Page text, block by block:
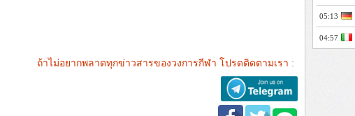
ถ้าไม่อยากพลาดทุกข่าวสารของวงการกีฬา โปรดติดตามเรา :
05:13
04:57